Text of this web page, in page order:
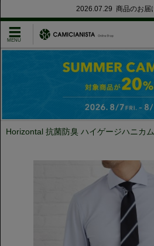
2026.07.29 商品のお届
Horizontal 抗菌防臭 ハイゲージハニカ